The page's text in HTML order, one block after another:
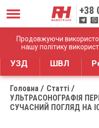
Продовжуючи
нашу політику
+38
Дистрибуція
УЗД ШВЛ
Головна
Статті
УЛЬТРАСОНОГРАФІЯ
СУЧАСНИЙ ПОГЛЯД НА